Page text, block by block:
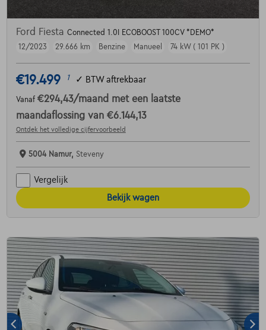
Ford Fiesta Connected 1.0I ECOBOOST 100CV *DEMO*
12/2023
29.666 km Benzine Manueel 74 kW ( 101 PK )
€19.499 1 ✓ BTW aftrekbaar
Vanaf €294,43/maand met een laatste
maandaflossing van €6.144,13
Ontdek het volledige cijfervoorbeeld
5004 Namur, Steveny
Vergelijk
Bekijk wagen